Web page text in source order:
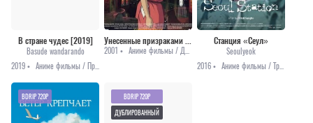
В стране чудес [2019]
Basude wandarando
2019 •
2001 •
Станция «Сеул»
Seoulyeok
2016 •
BDRIP 720P
BDRIP 720P
ДУБЛИРОВАННЫЙ